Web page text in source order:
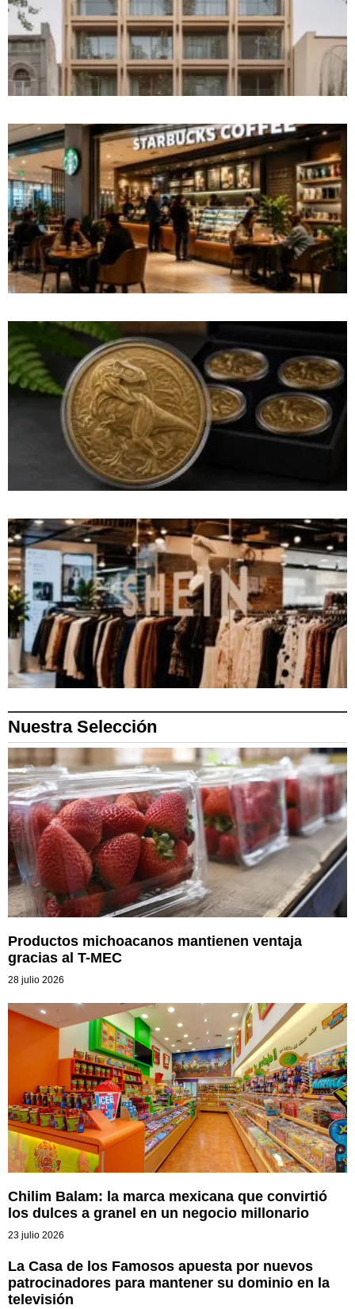
Nuestra Selección
Productos michoacanos mantienen ventaja
gracias al T-MEC
28 julio 2026
Chilim Balam: la marca mexicana que convirtió
los dulces a granel en un negocio millonario
23 julio 2026
La Casa de los Famosos apuesta por nuevos
patrocinadores para mantener su dominio en la
televisión